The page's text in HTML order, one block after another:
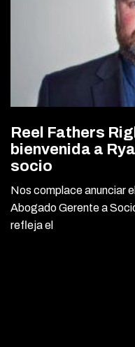
Reel Fathers
bienvenida a
socio
Nos complace anunciar
Abogado Gerente a
refleja el